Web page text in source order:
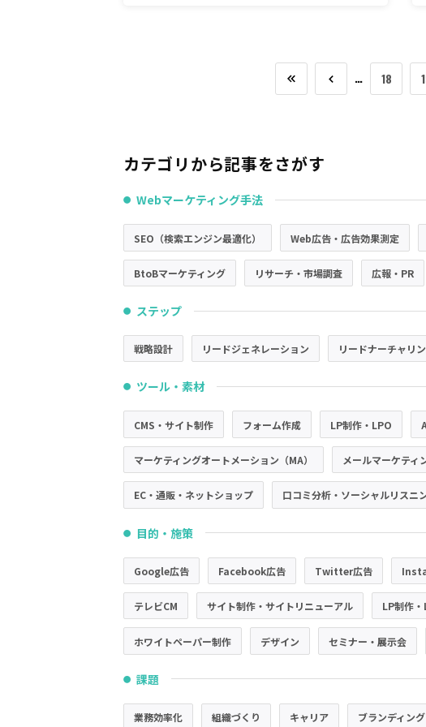
… 18
カテゴリから記事をさがす
● Webマーケティング手法
SEO（検索エンジン最適化） Web広告・広告効果測定
BtoBマーケティング リサーチ・市場調査 広報・PR
● ステップ
戦略設計 リードジェネレーション リードナーチャリ
● ツール・素材
CMS・サイト制作 フォーム作成 LP制作・LPO
マーケティングオートメーション（MA） メールマーケティ
EC・通販・ネットショップ 口コミ分析・ソーシャルリスニ
● 目的・施策
Google広告 Facebook広告 Twitter広告
テレビCM サイト制作・サイトリニューアル LP制作
ホワイトペーパー制作 デザイン セミナー・展示会
● 課題
業務効率化 組織づくり キャリア ブランディング